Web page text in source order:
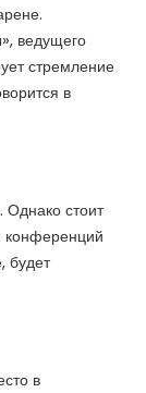
ведущего
стремление
в
Однако стоит
конференций
будет
в